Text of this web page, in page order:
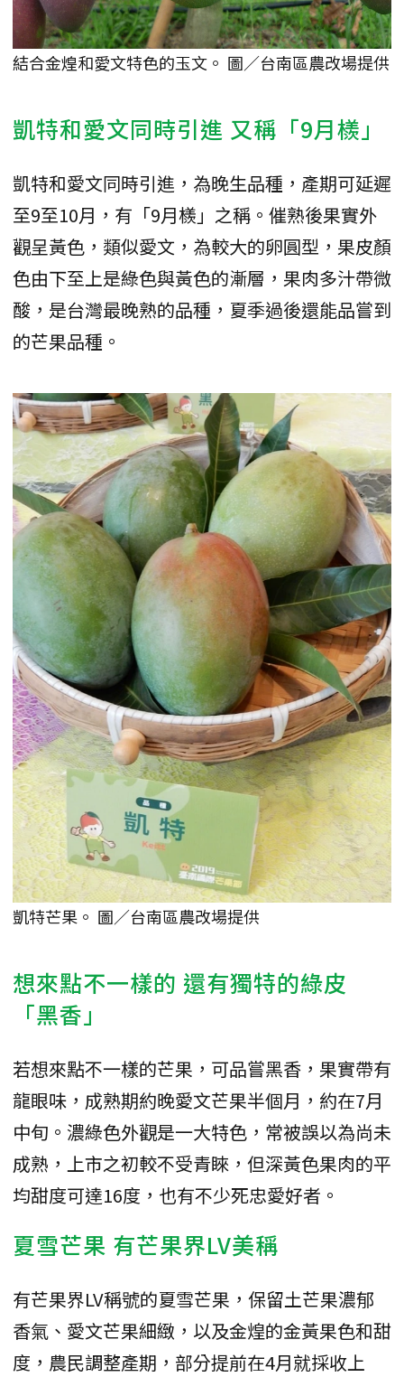
結合金煌和愛文特色的玉文。 圖／台南區農改場提供
凱特和愛文同時引進 又稱「9月檨」
凱特和愛文同時引進，為晚生品種，產期可延遲
至9至10月，有「9月檨」之稱。催熟後果實外
觀呈黃色，類似愛文，為較大的卵圓型，果皮顏
色由下至上是綠色與黃色的漸層，果肉多汁帶微
酸，是台灣最晚熟的品種，夏季過後還能品嘗到
的芒果品種。
凱特芒果。 圖／台南區農改場提供
想來點不一樣的 還有獨特的綠皮
「黑香」
若想來點不一樣的芒果，可品嘗黑香，果實帶有
龍眼味，成熟期約晚愛文芒果半個月，約在7月
中旬。濃綠色外觀是一大特色，常被誤以為尚未
成熟，上市之初較不受青睞，但深黃色果肉的平
均甜度可達16度，也有不少死忠愛好者。
夏雪芒果 有芒果界LV美稱
有芒果界LV稱號的夏雪芒果，保留土芒果濃郁
香氣、愛文芒果細緻，以及金煌的金黃果色和甜
度，農民調整產期，部分提前在4月就採收上